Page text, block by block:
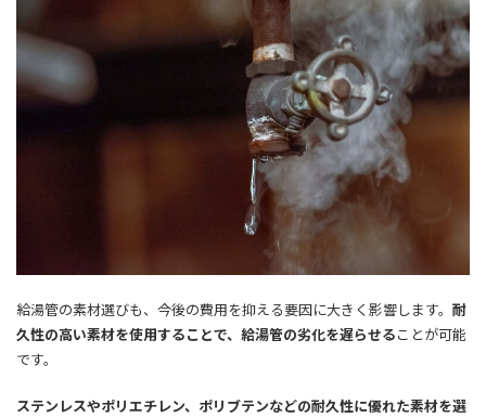
給湯管の素材選びも、今後の費用を抑える要因に大きく影響します。 耐
久性の高い素材を使用することで、給湯管の劣化を遅らせることが可能
です。
ステンレスやポリエチレン、ポリブテンなどの耐久性に優れた素材を選